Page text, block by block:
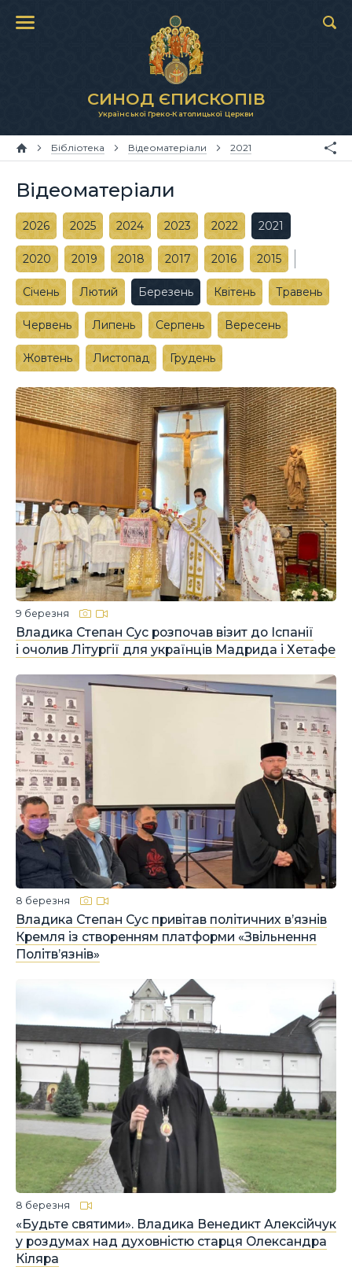
СИНОД ЄПИСКОПІВ
Української Греко-Католицької Церкви
Бібліотека Відеоматеріали 2021
Відеоматеріали
2026 2025 2024 2023 2022 2021
2020 2019 2018 2017 2016 2015
Січень Лютий Березень Квітень Травень
Червень Липень Серпень Вересень
Жовтень Листопад Грудень
Владика Степан Сус розпочав візит до Іспанії
і очолив Літургії для українців Мадрида і Хетафе
9 березня
Владика Степан Сус привітав політичних в’язнів
Кремля із створенням платформи «Звільнення
Політв’язнів»
8 березня
«Будьте святими». Владика Венедикт Алексійчук
у роздумах над духовністю старця Олександра
Кіляра
8 березня